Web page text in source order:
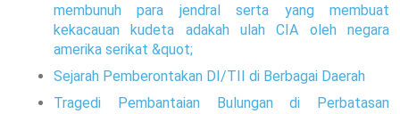
membunuh para jendral serta yang membuat
kekacauan kudeta adakah ulah CIA oleh negara
amerika serikat &quot;
Sejarah Pemberontakan DI/TII di Berbagai Daerah
Tragedi Pembantaian Bulungan di Perbatasan